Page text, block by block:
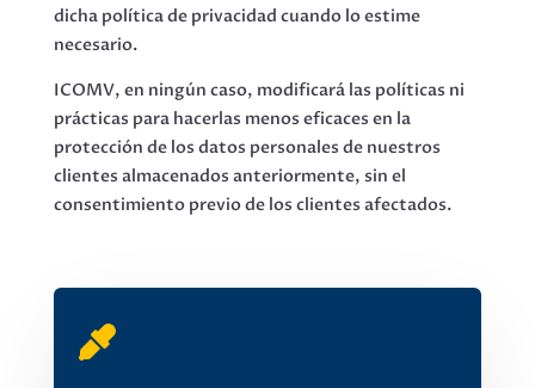
dicha política de privacidad cuando lo estime
necesario.
ICOMV, en ningún caso, modificará las políticas ni
prácticas para hacerlas menos eficaces en la
protección de los datos personales de nuestros
clientes almacenados anteriormente, sin el
consentimiento previo de los clientes afectados.
